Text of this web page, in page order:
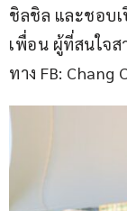
ชิลชิล และชอบ
เพื่อน ผู้ที่สนใจส
ทาง FB: Chang